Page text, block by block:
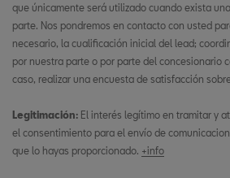
que únicamente será utilizado cuando exista
parte. Nos pondremos en contacto con usted
necesario, la cualificación inicial del lead;
por nuestra parte o por parte del concesionario
caso, realizar una encuesta de satisfacción
Legitimación: El interés legítimo en tramitar y
el consentimiento para el envío de
que lo hayas proporcionado. +info